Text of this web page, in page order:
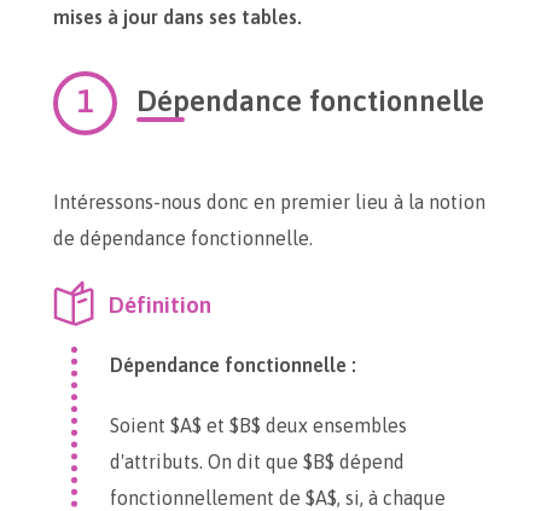
mises à jour dans ses tables.
Dépendance fonctionnelle
Intéressons-nous donc en premier lieu à la notion
de dépendance fonctionnelle.
Définition
Dépendance fonctionnelle :
Soient $A$ et $B$ deux ensembles
d'attributs. On dit que $B$ dépend
fonctionnellement de $A$, si, à chaque